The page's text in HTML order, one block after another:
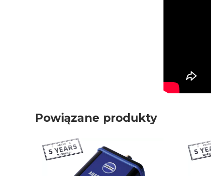
Powiązane produkty